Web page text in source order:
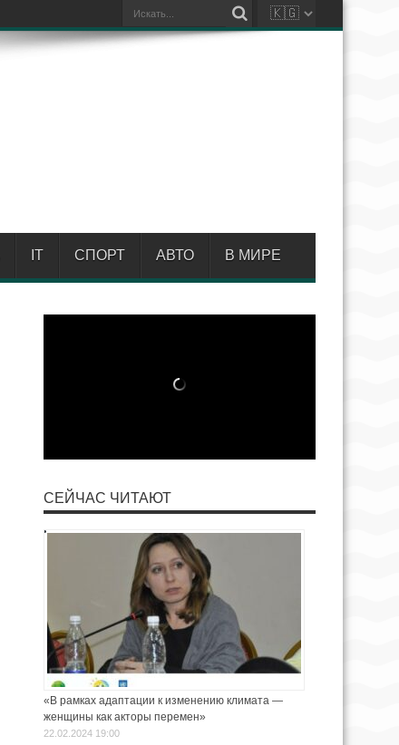
IT СПОРТ АВТО В МИРЕ
СЕЙЧАС ЧИТАЮТ
«В рамках адаптации к изменению климата —
женщины как акторы перемен»
22.02.2024 19:00